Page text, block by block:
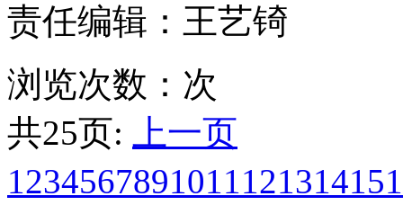
责任编辑：王艺锜
浏览次数： 次
共25页:
上一页
123456789101112131415